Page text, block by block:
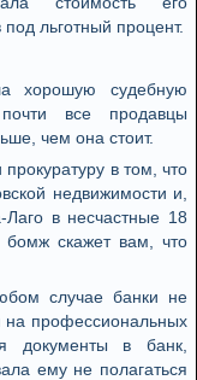
льготный процент.
хорошую судебную
все продавцы
чем она стоит.
в том, что
недвижимости и,
в несчастные 18
скажет вам, что
случае банки не
на профессиональных
документы в банк,
ему не полагаться